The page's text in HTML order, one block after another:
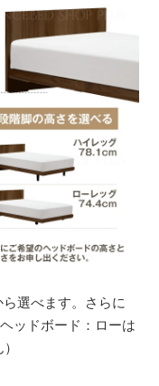
選べます。さらに
ッドボード：ローは